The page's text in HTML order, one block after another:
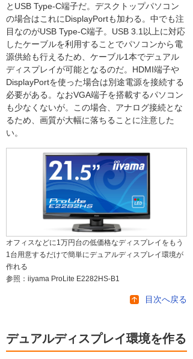
とUSB Type-C端子だ。デスクトップパソコン
の場合はこれにDisplayPortも加わる。中でも注
目なのがUSB Type-C端子。USB 3.1以上に対応
したケーブルを利用することでパソコンから電
源供給も行えるため、ケーブル1本でデュアル
ディスプレイが可能となるのだ。HDMI端子や
DisplayPortを使った場合は別途電源を接続する
必要がある。なおVGA端子を搭載するパソコン
も少なくないが。この場合、アナログ接続とな
るため、画質が大幅に落ちることに注意した
い。
オフィスなどに1万円台の低価格なディスプレイをもう
1台用意するだけで簡単にデュアルディスプレイ環境が
作れる
参照：iiyama ProLite E2282HS-B1
目次へ戻る
デュアルディスプレイ環境を作る